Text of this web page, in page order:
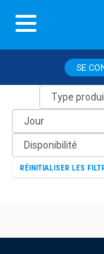
SE
RÉINITIALISER LES